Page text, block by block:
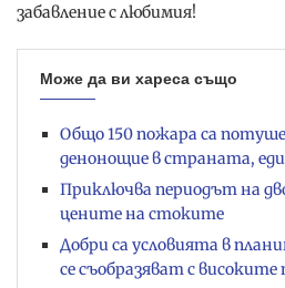
забавление с любимия!
Може да ви хареса също
Общо 150 пожара са
денонощие в страната,
Приключва периодът на
цените на стоките
Добри са условията в
се съобразяват с